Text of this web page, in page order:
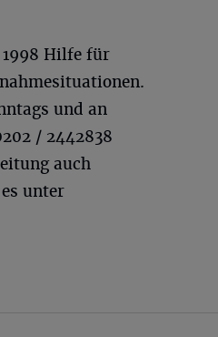
Hilfe für
und an
/ 2442838
auch
unter